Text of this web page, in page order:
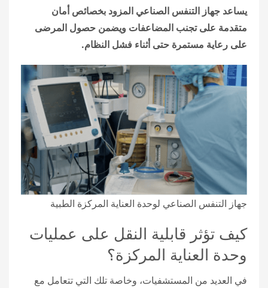
يساعد جهاز التنفس الصناعي المزود بخصائص أمان
متقدمة على تجنب المضاعفات ويضمن حصول المرضى
على رعاية مستمرة حتى أثناء فشل النظام.
جهاز التنفس الصناعي لوحدة العناية المركزة الطبية
كيف تؤثر قابلية النقل على عمليات
وحدة العناية المركزة؟
في العديد من المستشفيات، وخاصة تلك التي تتعامل مع